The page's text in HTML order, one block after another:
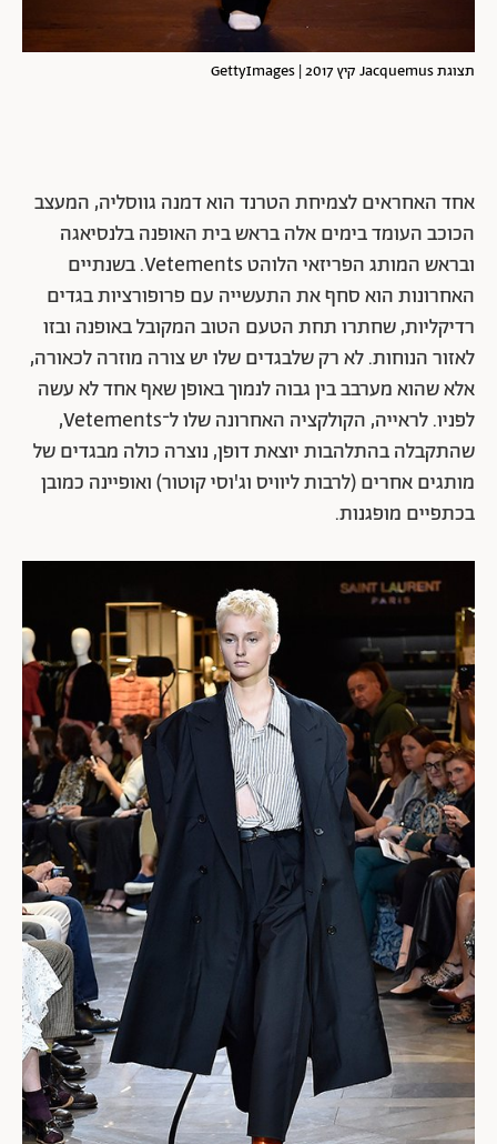
תצוגת Jacquemus קיץ 2017 | GettyImages
אחד האחראים לצמיחת הטרנד הוא דמנה גווסליה, המעצב
הכוכב העומד בימים אלה בראש בית האופנה בלנסיאגה
ובראש המותג הפריזאי הלוהט Vetements. בשנתיים
האחרונות הוא סחף את התעשייה עם פרופורציות בגדים
רדיקליות, שחתרו תחת הטעם הטוב המקובל באופנה ובזו
לאזור הנוחות. לא רק שלבגדים שלו יש צורה מוזרה לכאורה,
אלא שהוא מערבב בין גבוה לנמוך באופן שאף אחד לא עשה
לפניו. לראייה, הקולקציה האחרונה שלו ל־Vetements,
שהתקבלה בהתלהבות יוצאת דופן, נוצרה כולה מבגדים של
מותגים אחרים (לרבות ליוויס וג'וסי קוטור) ואופיינה כמובן
בכתפיים מופגנות.